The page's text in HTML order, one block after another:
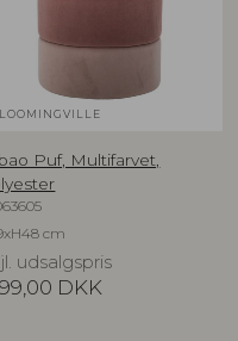
Puf, Multifarvet,
cm
udsalgspris
DKK